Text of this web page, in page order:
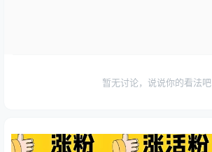
暂无讨论，说说你的看法吧